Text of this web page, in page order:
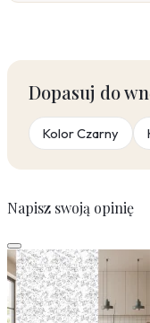
Dopasuj do
Kolor Czarny
Napisz swoją opinię